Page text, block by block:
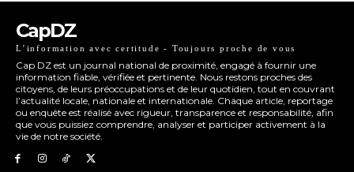
CapDZ
L’information avec certitude - Toujours proche de vous
Cap DZ est un journal national de proximité, engagé à fournir une
information fiable, vérifiée et pertinente. Nous restons proches des
citoyens, de leurs préoccupations et de leur quotidien, tout en couvrant
l’actualité locale, nationale et internationale. Chaque article, reportage
ou enquête est réalisé avec rigueur, transparence et responsabilité, afin
que vous puissiez comprendre, analyser et participer activement à la
vie de notre société.